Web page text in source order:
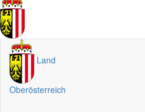
Land
Oberösterreich